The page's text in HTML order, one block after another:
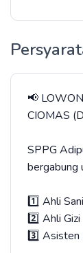
📢
CIOMAS
SPPG
bergabung
1️⃣ Ahli
2️⃣ Ahli Gizi
3️⃣ Asisten